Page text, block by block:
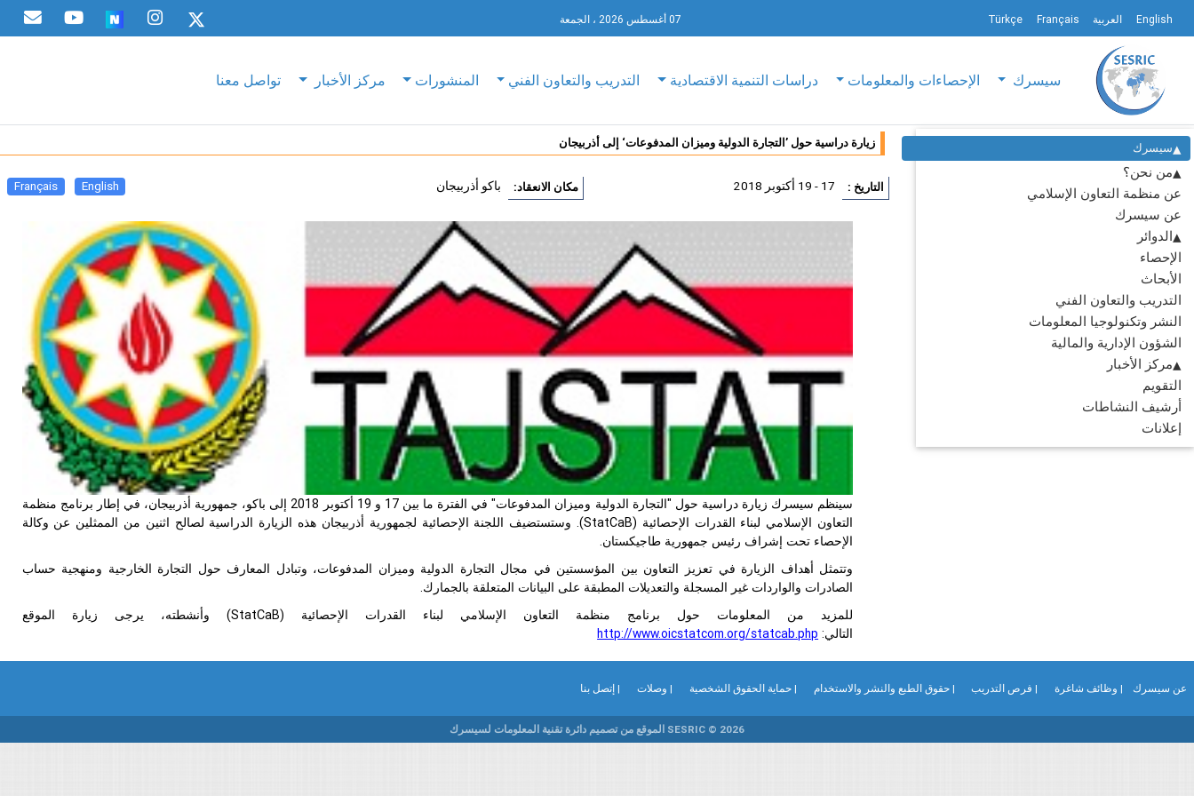
English العربية Français
Türkçe 07 أغسطس 2026 ، الجمعة
سيسرك الإحصاءات والمعلومات دراسات التنمية الاقتصادية التدريب والتعاون الفني المنشورات مركز الأخبار تواصل معنا
سيسرك
من نحن؟
عن منظمة التعاون الإسلامي
عن سيسرك
الدوائر
الإحصاء
الأبحاث
التدريب والتعاون الفني
النشر وتكنولوجيا المعلومات
الشؤون الإدارية والمالية
مركز الأخبار
التقويم
أرشيف النشاطات
إعلانات
زيارة دراسية حول ’التجارة الدولية وميزان المدفوعات‘ إلى أذربيجان
التاريخ : 17 - 19 أكتوبر 2018 مكان الانعقاد: باكو أذربيجان English
Français
سينظم سيسرك زيارة دراسية حول "التجارة الدولية وميزان المدفوعات" في الفترة ما بين 17 و 19 أكتوبر 2018 إلى باكو، جمهورية أذربيجان، في إطار برنامج منظمة
التعاون الإسلامي لبناء القدرات الإحصائية (StatCaB). وستستضيف اللجنة الإحصائية لجمهورية أذربيجان هذه الزيارة الدراسية لصالح اثنين من الممثلين عن وكالة
الإحصاء تحت إشراف رئيس جمهورية طاجيكستان.
وتتمثل أهداف الزيارة في تعزيز التعاون بين المؤسستين في مجال التجارة الدولية وميزان المدفوعات، وتبادل المعارف حول التجارة الخارجية ومنهجية حساب
الصادرات والواردات غير المسجلة والتعديلات المطبقة على البيانات المتعلقة بالجمارك.
للمزيد من المعلومات حول برنامج منظمة التعاون الإسلامي لبناء القدرات الإحصائية (StatCaB) وأنشطته، يرجى زيارة الموقع
التالي: http://www.oicstatcom.org/statcab.php
عن سيسرك | وظائف شاغرة | فرص التدريب | حقوق الطبع والنشر والاستخدام | حماية الحقوق الشخصية | وصلات | إتصل بنا
SESRIC © 2026 الموقع من تصميم دائرة تقنية المعلومات لسيسرك